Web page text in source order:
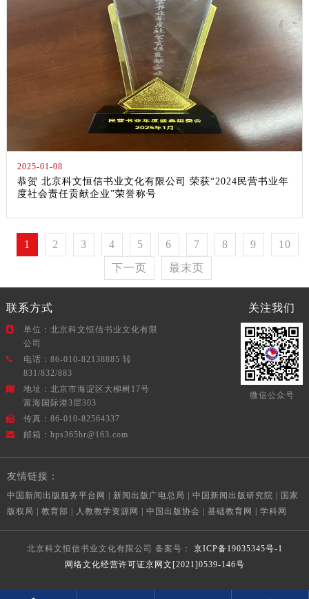
2025-01-08
恭贺 北京科文恒信书业文化有限公司 荣获“2024民营书业年
度社会责任贡献企业”荣誉称号
1 2 3 4 5 6 7 8 9
10
下一页
最末页
联系方式
单位：北京科文恒信书业文化有限
公司
电话：86-010-82138885 转
831/832/883
地址：北京市海淀区大柳树17号
富海国际港3层303
传真：86-010-82564337
邮箱：hps365hr@163.com
关注我们
微信公众号
友情链接：
中国新闻出版服务平台网 新闻出版广电总局 中国新闻出版研究院
国家
版权局
教育部 人教教学资源网 中国出版协会 基础教育网 学科网
北京科文恒信书业文化有限公司 备案号：
京ICP备19035345号-1
网络文化经营许可证京网文[2021]0539-146号